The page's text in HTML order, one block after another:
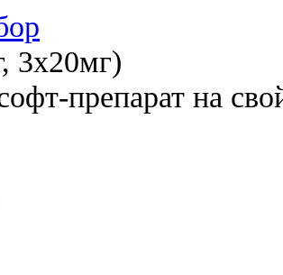
3x20мг)
препарат на